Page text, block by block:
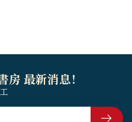
最新消息！